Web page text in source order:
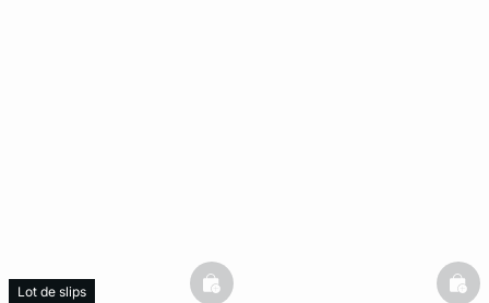
Lot de slips basketfull